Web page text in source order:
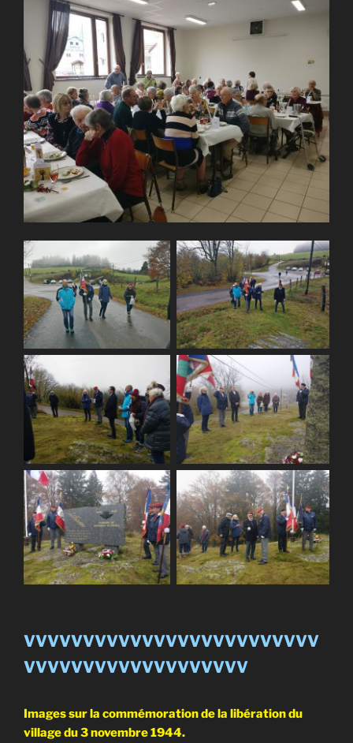
VVVVVVVVVVVVVVVVVVVVVVVVV
VVVVVVVVVVVVVVVVVVV
Images sur la commémoration de la libération du
village du 3 novembre 1944.